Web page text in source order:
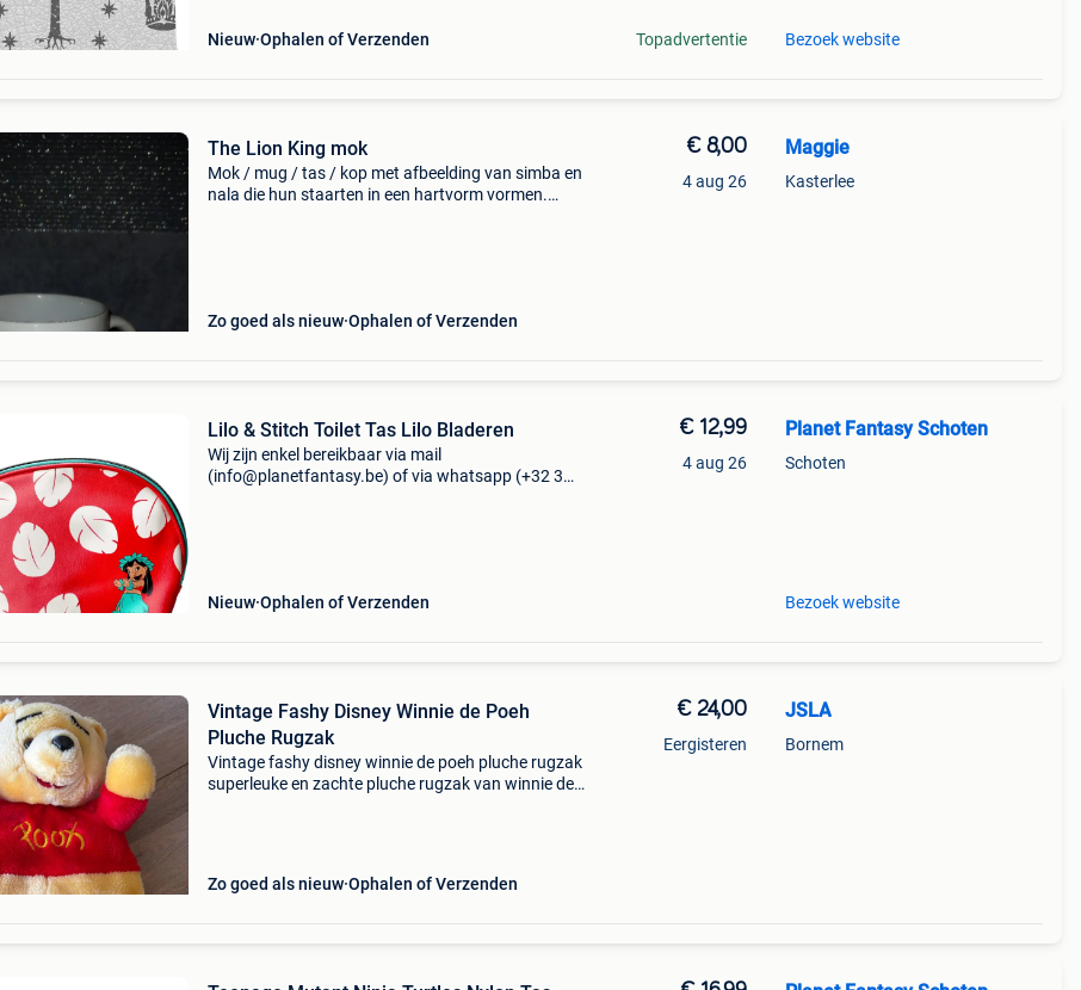
Nieuw Ophalen of Verzenden Topadvertentie Bezoek website
The Lion King mok
Mok / mug / tas / kop met afbeelding van simba en
nala die hun staarten in een hartvorm vormen.
Zo goed als nieuw Ophalen of Verzenden
€ 8,00
4 aug 26
Maggie
Kasterlee
Lilo & Stitch Toilet Tas Lilo Bladeren
Wij zijn enkel bereikbaar via mail
(info@planetfantasy.be) of via whatsapp (+32 3
Nieuw Ophalen of Verzenden
€ 12,99
4 aug 26
Planet Fantasy Schoten
Schoten
Bezoek website
Vintage Fashy Disney Winnie de Poeh
Pluche Rugzak
Vintage fashy disney winnie de poeh pluche rugzak
superleuke en zachte pluche rugzak van winnie de
Zo goed als nieuw Ophalen of Verzenden
€ 24,00
Eergisteren
JSLA
Bornem